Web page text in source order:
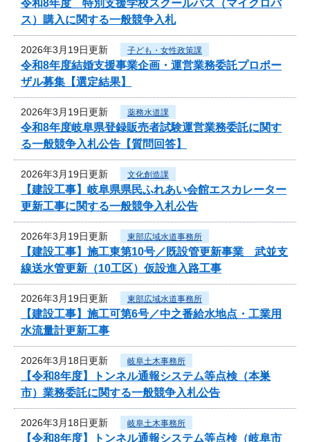
令和8年度 特別支援学校スクールバス（マイクロバ
ス）購入に関する一般競争入札
2026年3月19日更新 子ども・女性政策課
令和8年度結婚支援事業企画・運営業務委託プロポー
ザル募集【選定結果】
2026年3月19日更新 薬務水道課
令和8年度岐阜県登録販売者試験運営業務委託に関す
る一般競争入札公告【質問回答】
2026年3月19日更新 文化創造課
【建設工事】岐阜県県民ふれあい会館エスカレーター
更新工事に関する一般競争入札公告
2026年3月19日更新 東部広域水道事務所
【建設工事】施工東第10号／既設管更新事業 武並支
線送水管更新（10工区）仮設進入路工事
2026年3月19日更新 東部広域水道事務所
【建設工事】施工可第6号／中之番給水地点・工業用
水流量計更新工事
2026年3月18日更新 岐阜土木事務所
【令和8年度】トンネル通報システム等点検（本巣
市）業務委託に関する一般競争入札公告
2026年3月18日更新 岐阜土木事務所
【令和8年度】トンネル通報システム等点検（岐阜市